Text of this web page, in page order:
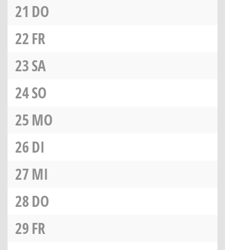
21 DO
22FR
23SA
24SO
25MO
26DI
27MI
28DO
29FR